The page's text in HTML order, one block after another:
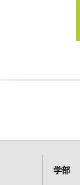
学部